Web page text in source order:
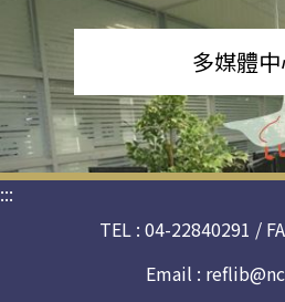
多媒體
:::
TEL : 04-22840291 /
Email :